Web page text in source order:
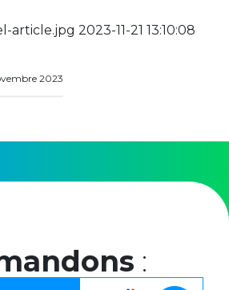
article.jpg 2023-11-21 13:10:08
2023
: